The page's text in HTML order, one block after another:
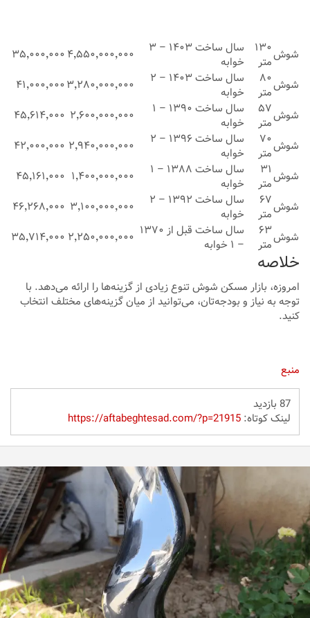
شوش ۱۳۰
متر
سال ساخت ۱۴۰۳ – ۳
خوابه
۴٬۵۵۰٬۰۰۰٬۰۰۰۳۵٬۰۰۰٬۰۰۰
شوش ۸۰
متر
سال ساخت ۱۴۰۳ – ۲
خوابه
۳٬۲۸۰٬۰۰۰٬۰۰۰۴۱٬۰۰۰٬۰۰۰
شوش ۵۷
متر
سال ساخت ۱۳۹۰ – ۱
خوابه
۲٬۶۰۰٬۰۰۰٬۰۰۰
۴۵٬۶۱۴٬۰۰۰
شوش ۷۰
متر
سال ساخت ۱۳۹۶ – ۲
خوابه
۲٬۹۴۰٬۰۰۰٬۰۰۰ ۴۲٬۰۰۰٬۰۰۰
شوش ۳۱
متر
سال ساخت ۱۳۸۸ – ۱
خوابه
۱٬۴۰۰٬۰۰۰٬۰۰۰
۴۵٬۱۶۱٬۰۰۰
شوش ۶۷
متر
سال ساخت ۱۳۹۲ – ۲
خوابه
۳٬۱۰۰٬۰۰۰٬۰۰۰
۴۶٬۲۶۸٬۰۰۰
شوش ۶۳
متر
سال ساخت قبل از ۱۳۷۰
– ۱ خوابه
۲٬۲۵۰٬۰۰۰٬۰۰۰۳۵٬۷۱۴٬۰۰۰
خلاصه
امروزه، بازار مسکن شوش تنوع زیادی از گزینه‌ها را ارائه می‌دهد. با
توجه به نیاز و بودجه‌تان، می‌توانید از میان گزینه‌های مختلف انتخاب
کنید.
منبع
87 بازدید
لینک کوتاه:https://aftabeghtesad.com/?p=21915